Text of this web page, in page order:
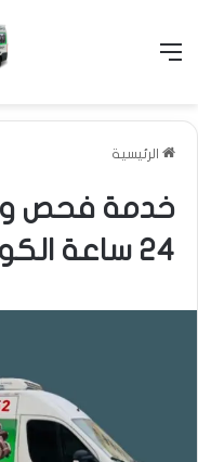
القائمة
الرئيسية
خدمة فحص
24 ساعة الكويت | 55001552